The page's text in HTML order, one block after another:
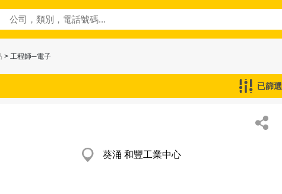
> 工程師─電子
已篩選
葵涌 和豐工業中心